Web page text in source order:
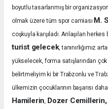
boyutlu tasarlanmış bir
olmak üzere tüm spor camiası M.
coşkuyla karşıladı.Anlaşılan
turist gelecek, tanınırlığımız
yükselecek, forma satışlarından
belirtmeliyim ki bir Trabzonlu ve
ülkemizin çocuklarının başarısı
Hamilerin, Dozer